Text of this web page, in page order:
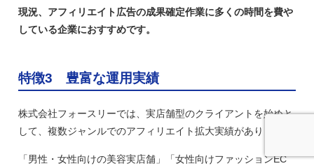
現況、アフィリエイト広告の成果確定作業に多くの時間を費や
している企業におすすめです。
特徴3 豊富な運用実績
株式会社フォースリーでは、実店舗型のクライアントを始めと
して、複数ジャンルでのアフィリエイト拡大実績があります。
「男性・女性向けの美容実店舗」「女性向けファッションEC